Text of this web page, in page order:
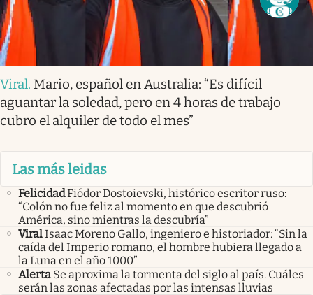
Viral. Mario, español en Australia: “Es difícil
aguantar la soledad, pero en 4 horas de trabajo
cubro el alquiler de todo el mes”
Las más leidas
FelicidadFiódor Dostoievski, histórico escritor ruso:
“Colón no fue feliz al momento en que descubrió
América, sino mientras la descubría”
ViralIsaac Moreno Gallo, ingeniero e historiador: “Sin la
caída del Imperio romano, el hombre hubiera llegado a
la Luna en el año 1000”
Alerta Se aproxima la tormenta del siglo al país. Cuáles
serán las zonas afectadas por las intensas lluvias